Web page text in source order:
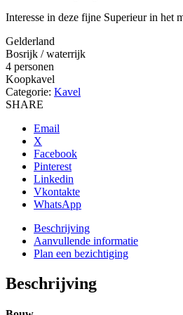
Interesse in deze fijne Superieur in het
Gelderland
Bosrijk / waterrijk
4 personen
Koopkavel
Categorie: Kavel
SHARE
Email
X
Facebook
Pinterest
Linkedin
Vkontakte
WhatsApp
Beschrijving
Aanvullende informatie
Plan een bezichtiging
Beschrijving